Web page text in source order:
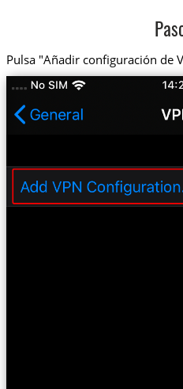
Pulsa "Añadir configuración de